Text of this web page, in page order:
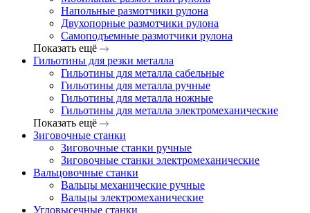
Напольные размотчики рулона
Двухопорные размотчики рулона
Самоподъемные размотчики рулона
Показать ещё
Гильотины для резки металла
Гильотины для металла сабельные
Гильотины для металла ручные
Гильотины для металла ножные
Гильотины для металла электромеханические
Показать ещё
Зиговочные станки
Зиговочные станки ручные
Зиговочные станки электромеханические
Вальцовочные станки
Вальцы механические ручные
Вальцы электромеханические
Угловысечные станки